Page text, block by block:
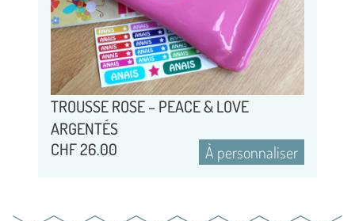
TROUSSE ROSE – PEACE & LOVE
ARGENTÉS
CHF26.00 À personnaliser